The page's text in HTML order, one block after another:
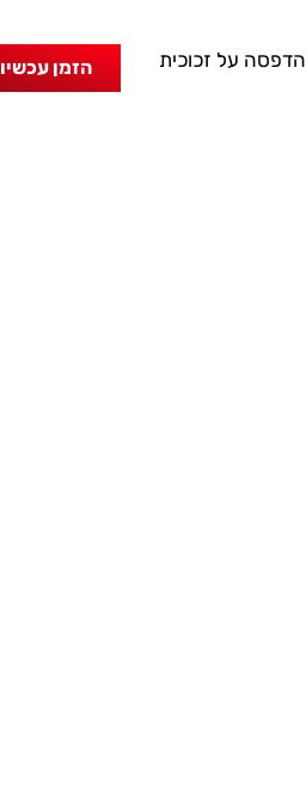
הדפסה על זכוכית
הזמן עכשיו